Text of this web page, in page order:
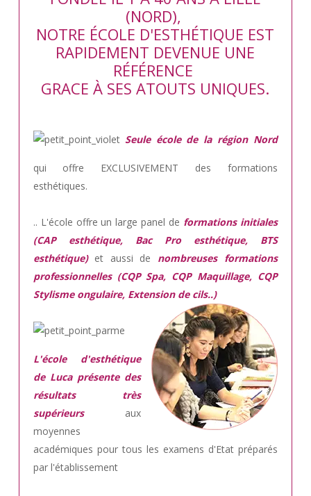
(NORD),
NOTRE ÉCOLE D'ESTHÉTIQUE EST
RAPIDEMENT DEVENUE UNE
RÉFÉRENCE
GRACE À SES ATOUTS UNIQUES.
Seule école de la région Nord
qui offre EXCLUSIVEMENT des formations
esthétiques.
.. L'école offre un large panel de formations initiales
(CAP esthétique, Bac Pro esthétique, BTS
esthétique) et aussi de nombreuses formations
professionnelles (CQP Spa, CQP Maquillage, CQP
Stylisme ongulaire, Extension de cils..)
L'école d'esthétique
de Luca présente des
résultats très
supérieurs aux
moyennes
académiques pour tous les examens d'Etat préparés
par l'établissement